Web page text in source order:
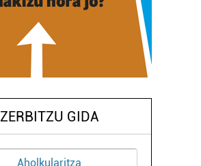
ZERBITZU GIDA
Arropa dendak